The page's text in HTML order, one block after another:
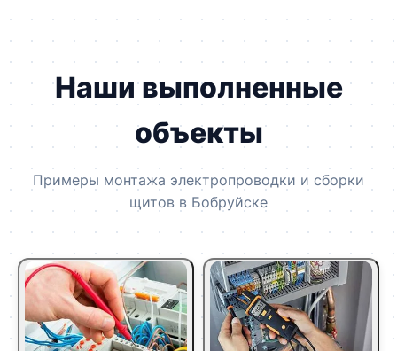
Наши выполненные
объекты
Примеры монтажа электропроводки и сборки
щитов в Бобруйске